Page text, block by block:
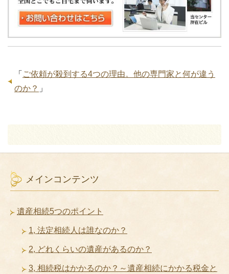
「 ご依頼が殺到する4つの理由。他の専門家と何が違う
のか？ 」
メインコンテンツ
遺産相続5つのポイント
1, 法定相続人は誰なのか？
2, どれくらいの遺産があるのか？
3, 相続税はかかるのか？～遺産相続にかかる税金と